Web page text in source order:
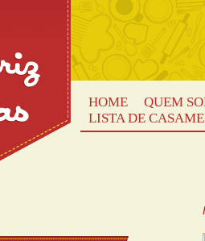
HOME
QUEM
LISTA DE